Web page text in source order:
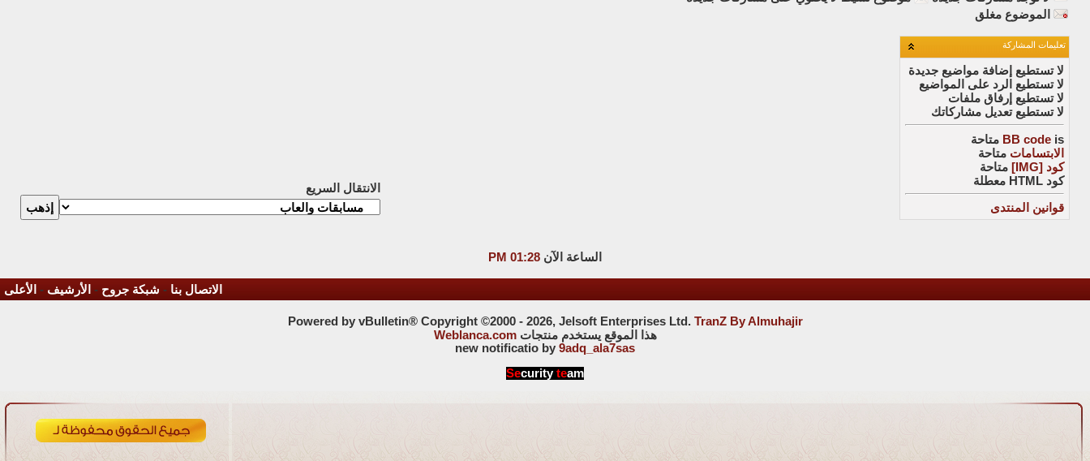
الموضوع مغلق
تعليمات المشاركة
لا تستطيع إضافة مواضيع جديدة
لا تستطيع الرد على المواضيع
لا تستطيع إرفاق ملفات
لا تستطيع تعديل مشاركاتك
BB code is
متاحة
الابتسامات متاحة
كود [IMG]
متاحة
كود HTML
معطلة
قوانين المنتدى
الانتقال السريع
الساعة الآن 01:28 PM
الاتصال بنا - شبكة جروح - الأرشيف - الأعلى
Powered by vBulletin® Copyright ©2000 - 2026, Jelsoft Enterprises Ltd. TranZ By Almuhajir
هذا الموقع يستخدم منتجاتWeblanca.com
new notificatio by 9adq_ala7sas
Security team